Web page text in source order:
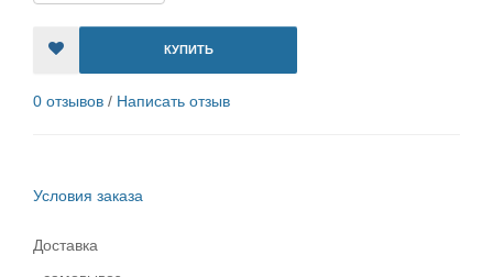
КУПИТЬ
0 отзывов / Написать отзыв
Условия заказа
Доставка